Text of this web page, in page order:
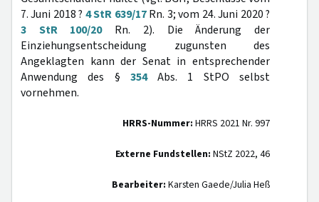
7. Juni 2018 ? 4 StR 639/17Rn. 3; vom 24. Juni 2020 ?
3 StR 100/20Rn. 2). Die Änderung der
Einziehungsentscheidung zugunsten des
Angeklagten kann der Senat in entsprechender
Anwendung des § 354Abs. 1 StPO selbst
vornehmen.
HRRS-Nummer: HRRS 2021 Nr. 997
Externe Fundstellen: NStZ 2022, 46
Bearbeiter: Karsten Gaede/Julia Heß